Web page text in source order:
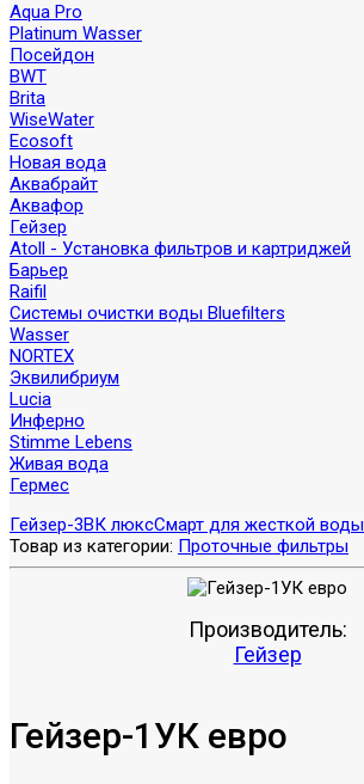
Aqua Pro
Platinum Wasser
Посейдон
BWT
Brita
WiseWater
Ecosoft
Новая вода
Аквабрайт
Аквафор
Гейзер
Atoll - Установка фильтров и картриджей
Барьер
Raifil
Системы очистки воды Bluefilters
Wasser
NORTEX
Эквилибриум
Lucia
Инферно
Stimme Lebens
Живая вода
Гермес
Гейзер-3ВК люксСмарт для жесткой воды
Товар из категории: Проточные фильтры
Производитель:
Гейзер
Гейзер-1УК евро